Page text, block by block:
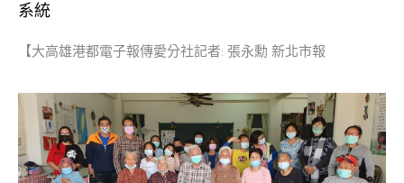
系統
【大高雄港都電子報傳愛分社記者: 張永勳 新北市報